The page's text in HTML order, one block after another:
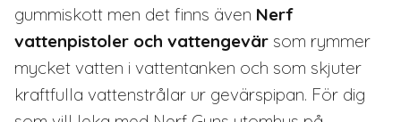
gummiskott men det finns även Nerf
vattenpistoler och vattengevär som rymmer
mycket vatten i vattentanken och som skjuter
kraftfulla vattenstrålar ur gevärspipan. För dig